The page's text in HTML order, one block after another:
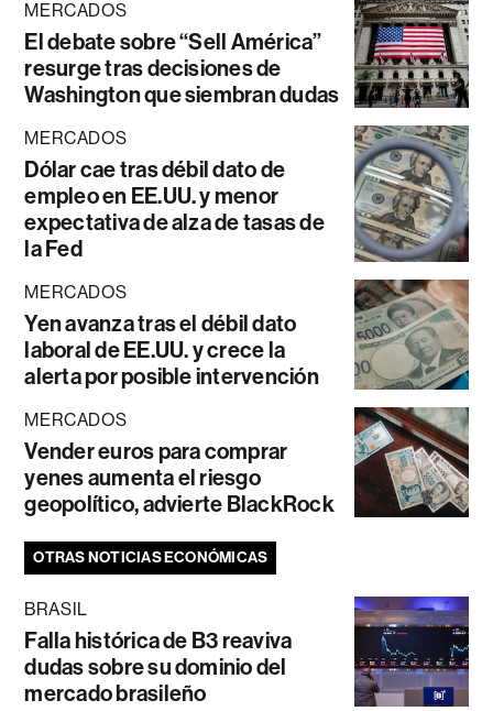
MERCADOS
El debate sobre “Sell América”
resurge tras decisiones de
Washington que siembran dudas
MERCADOS
Dólar cae tras débil dato de
empleo en EE.UU. y menor
expectativa de alza de tasas de
la Fed
MERCADOS
Yen avanza tras el débil dato
laboral de EE.UU. y crece la
alerta por posible intervención
MERCADOS
Vender euros para comprar
yenes aumenta el riesgo
geopolítico, advierte BlackRock
OTRAS NOTICIAS ECONÓMICAS
BRASIL
Falla histórica de B3 reaviva
dudas sobre su dominio del
mercado brasileño